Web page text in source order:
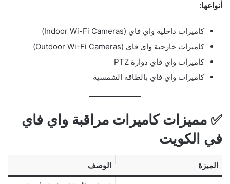
أنواعها:
كاميرات داخلية واي فاي (Indoor Wi-Fi Cameras)
كاميرات خارجية واي فاي (Outdoor Wi-Fi Cameras)
كاميرات واي فاي دوارة PTZ
كاميرات واي فاي بالطاقة الشمسية
✅ مميزات كاميرات مراقبة واي فاي
في الكويت
الميزة الوصف